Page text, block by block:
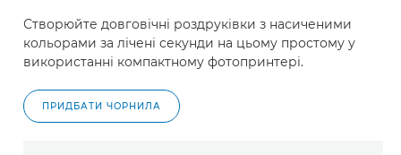
Створюйте довговічні роздруківки з насиченими
кольорами за лічені секунди на цьому простому у
використанні компактному фотопринтері.
ПРИДБАТИ ЧОРНИЛА